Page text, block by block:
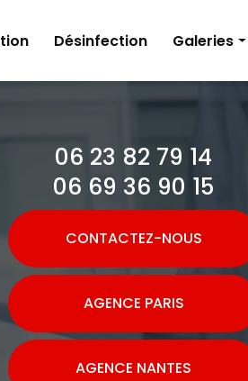
Désinfection Galeries
Dératisation
Désinfection
06 23 82 79 14
06 69 36 90 15
CONTACTEZ-NOUS
AGENCE PARIS
AGENCE NANTES